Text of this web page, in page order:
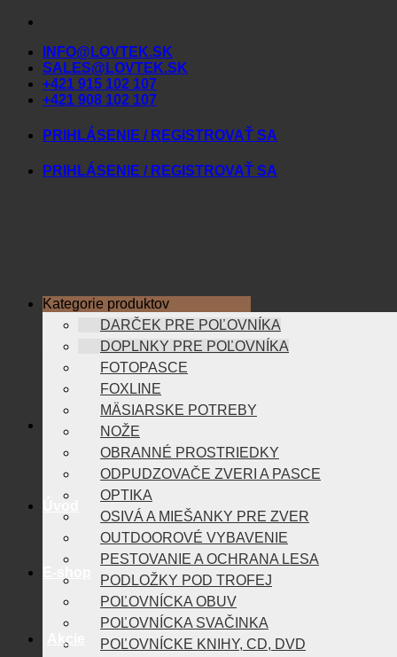
Skip
contentINFO@LOVTEK.SK
SALES@LOVTEK.SK
+421 915 102 107
+421 908 102 107
PRIHLÁSENIE / REGISTROVAŤ SA
PRIHLÁSENIE / REGISTROVAŤ SA
Akcie
Kategorie produktov
DARČEK PRE POĽOVNÍKA
DOPLNKY PRE POĽOVNÍKA
FOTOPASCE
FOXLINE
MÄSIARSKE POTREBY
NOŽE
OBRANNÉ PROSTRIEDKY
ODPUDZOVAČE ZVERI A PASCE
OPTIKA
OSIVÁ A MIEŠANKY PRE ZVER
OUTDOOROVÉ VYBAVENIE
PESTOVANIE A OCHRANA LESA
PODLOŽKY POD TROFEJ
POĽOVNÍCKA OBUV
POĽOVNÍCKA SVAČINKA
POĽOVNÍCKE KNIHY, CD, DVD